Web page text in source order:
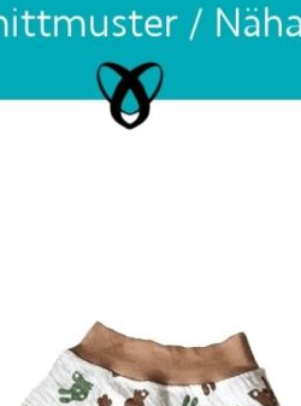
Unterwäsche & Weiteres